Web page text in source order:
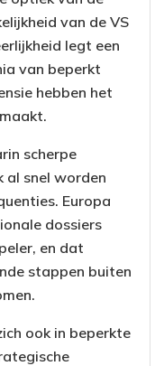
van de VS
legt een
van beperkt
hebben het
scherpe
al snel worden
Europa
dossiers
en dat
stappen buiten
ook in beperkte